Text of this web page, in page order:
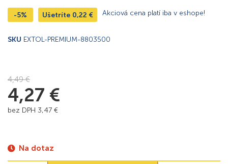
-5% Ušetríte 0,22 € Akciová cena platí iba v eshope!
SKU EXTOL-PREMIUM-8803500
4,49€
4,27 €
bez DPH 3,47 €
Na dotaz